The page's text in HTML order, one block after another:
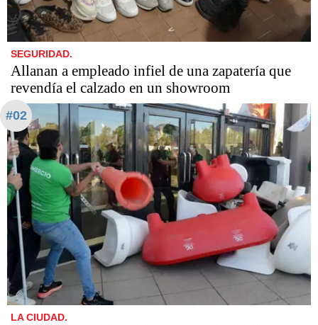
SEGURIDAD.
Allanan a empleado infiel de una zapatería que
revendía el calzado en un showroom
#02
LA CIUDAD.